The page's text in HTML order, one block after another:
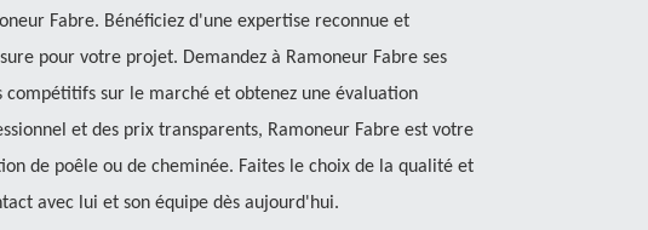
Fabre. Bénéficiez d'une expertise reconnue et
pour votre projet. Demandez à Ramoneur Fabre ses
sur le marché et obtenez une évaluation
et des prix transparents, Ramoneur Fabre est votre
de poêle ou de cheminée. Faites le choix de la qualité et
avec lui et son équipe dès aujourd'hui.